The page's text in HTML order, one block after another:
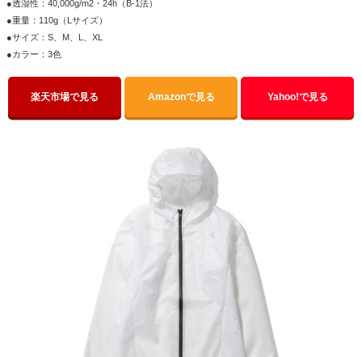
●透湿性：40,000g/m2・24h（B-1法）
●重量：110g（Lサイズ）
●サイズ：S、M、L、XL
●カラー：3色
楽天市場で見る Amazonで見る Yahoo!で見る